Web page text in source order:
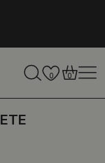
0 0